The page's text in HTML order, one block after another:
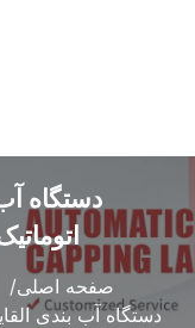
دستگاه
صفحه اصلی
دستگاه آب بندی